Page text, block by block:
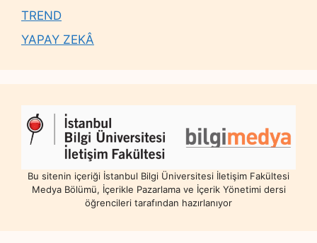
TREND
YAPAY ZEKÂ
Bu sitenin içeriği İstanbul Bilgi Üniversitesi İletişim Fakültesi
Medya Bölümü, İçerikle Pazarlama ve İçerik Yönetimi dersi
öğrencileri tarafından hazırlanıyor